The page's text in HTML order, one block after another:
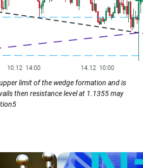
limit of the wedge formation and is
then resistance level at 1.1355 may